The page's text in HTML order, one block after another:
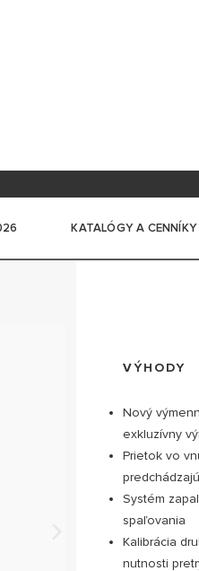
KATALÓGY A CENNÍKY
VÝHODY
Nový
exkluzívny
Prietok vo
Systém
spaľovania
Kalibrácia
nutnosti